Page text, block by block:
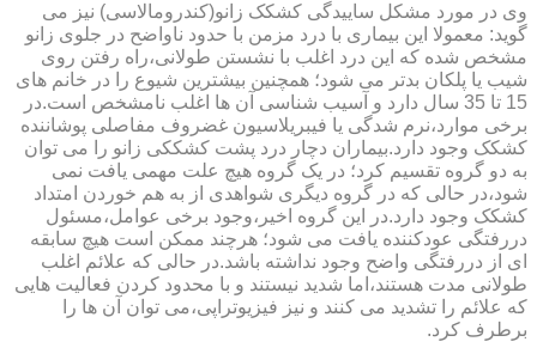
وی در مورد مشکل ساییدگی کشکک زانو(کندرومالاسی) نیز می
گوید: معمولا این بیماری با درد مزمن با حدود ناواضح در جلوی زانو
مشخص شده که این درد اغلب با نشستن طولانی،راه رفتن روی
شیب یا پلکان بدتر می شود؛ همچنین بیشترین شیوع را در خانم های
15 تا 35 سال دارد و آسیب شناسی آن ها اغلب نامشخص است.در
برخی موارد،نرم شدگی یا فیبریلاسیون غضروف مفاصلی پوشاننده
کشکک وجود دارد.بیماران دچار درد پشت کشککی زانو را می توان
به دو گروه تقسیم کرد؛ در یک گروه هیچ علت مهمی یافت نمی
شود،در حالی که در گروه دیگری شواهدی از به هم خوردن امتداد
کشکک وجود دارد.در این گروه اخیر،وجود برخی عوامل،مسئول
دررفتگی عودکننده یافت می شود؛ هرچند ممکن است هیچ سابقه
ای از دررفتگی واضح وجود نداشته باشد.در حالی که علائم اغلب
طولانی مدت هستند،اما شدید نیستند و با محدود کردن فعالیت هایی
که علائم را تشدید می کنند و نیز فیزیوتراپی،می توان آن ها را
برطرف کرد.